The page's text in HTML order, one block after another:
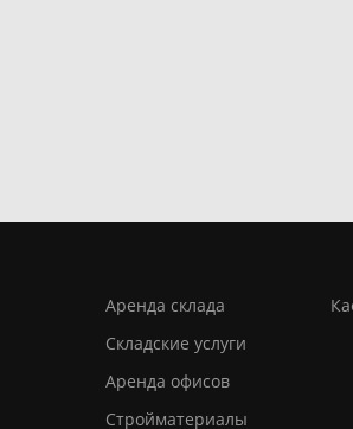
Аренда склада
Складские услуги
Аренда офисов
Стройматериалы